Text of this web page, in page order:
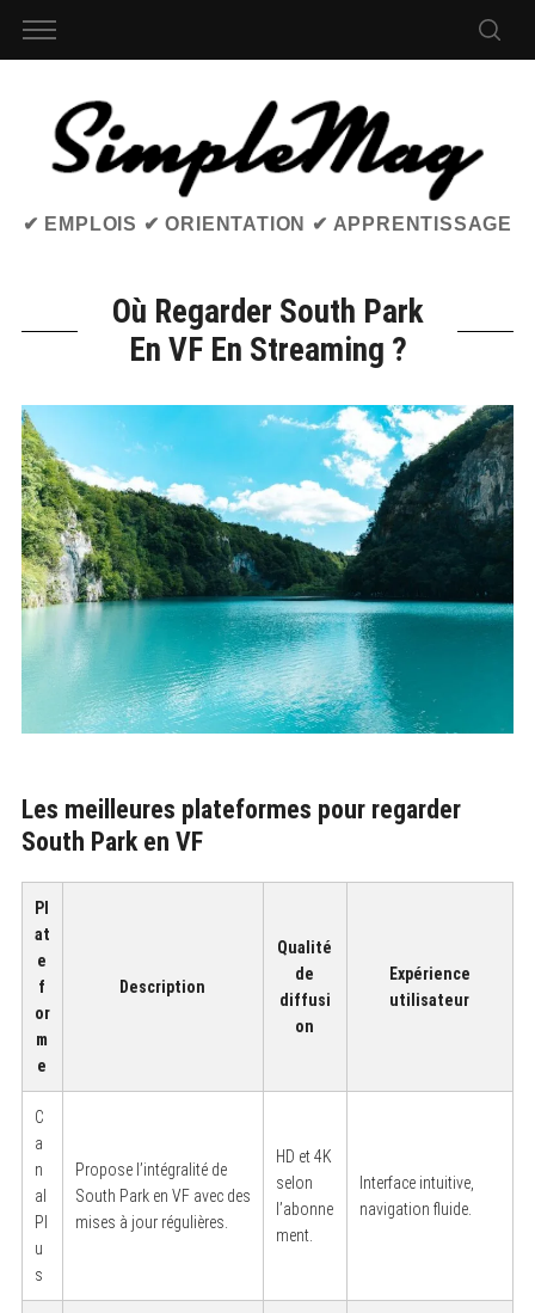
✔ EMPLOIS ✔ ORIENTATION ✔ APPRENTISSAGE
Où Regarder South Park
En VF En Streaming ?
Les meilleures plateformes pour regarder
South Park en VF
Pl
at
e
f
or
m
e
Description
Qualité
de
diffusi
on
Expérience
utilisateur
C
a
n
al
Pl
u
s
Propose l’intégralité de
South Park en VF avec des
mises à jour régulières.
HD et 4K
selon
l’abonne
ment.
Interface intuitive,
navigation fluide.